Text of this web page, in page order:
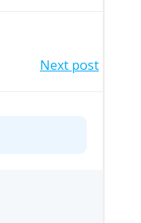
Next post